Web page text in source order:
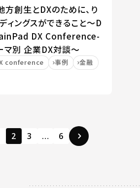
⽅創⽣とDXのために、り
ィングスができること～D
DX Conference-
別 企業DX対談～
conference 事例
金融
2 3 … 6